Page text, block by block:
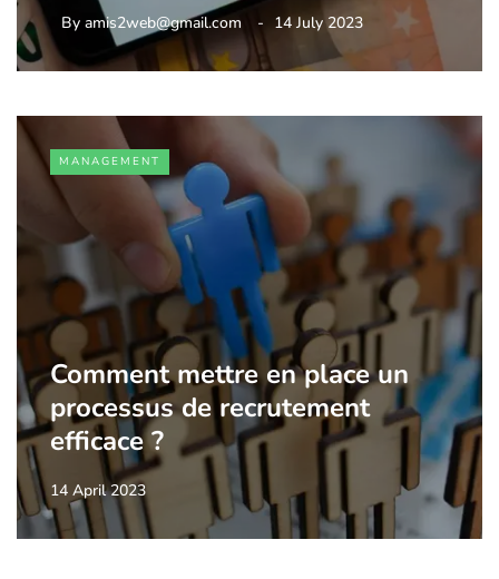
By amis2web@gmail.com 14 July 2023
MANAGEMENT
Comment mettre en place un
processus de recrutement
efficace ?
14 April 2023